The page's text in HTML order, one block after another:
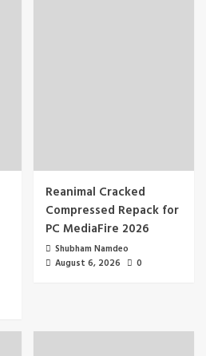
Reanimal Cracked
Compressed Repack for
PC MediaFire 2026
Shubham Namdeo
August 6, 2026
0